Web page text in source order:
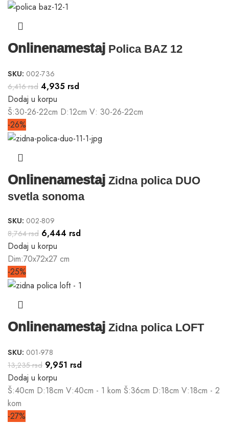
Onlinenamestaj Polica BAZ 12
SKU: 002-736
6,416rsd 4,935 rsd
Dodaj u korpu
Š:30-26-22cm D:12cm V: 30-26-22cm
-26%
Onlinenamestaj Zidna polica DUO
svetla sonoma
SKU: 002-809
8,764rsd 6,444 rsd
Dodaj u korpu
Dim:70x72x27 cm
-25%
Onlinenamestaj Zidna polica LOFT
SKU: 001-978
13,235rsd 9,951 rsd
Dodaj u korpu
Š:40cm D:18cm V:40cm - 1 kom Š:36cm D:18cm V:18cm - 2
kom
-27%